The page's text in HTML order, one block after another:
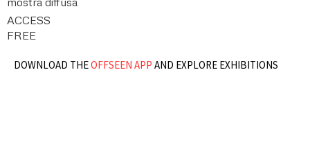
ACCESS
FREE
DOWNLOAD THEOFFSEEN APP AND EXPLORE EXHIBITIONS